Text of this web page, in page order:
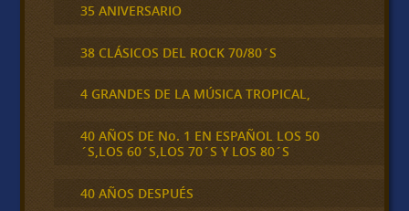
35 ANIVERSARIO
38 CLÁSICOS DEL ROCK 70/80´S
4 GRANDES DE LA MÚSICA TROPICAL,
40 AÑOS DE No. 1 EN ESPAÑOL LOS 50
´S,LOS 60´S,LOS 70´S Y LOS 80´S
40 AÑOS DESPUÉS